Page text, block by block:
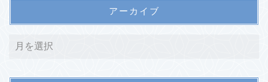
アーカイブ